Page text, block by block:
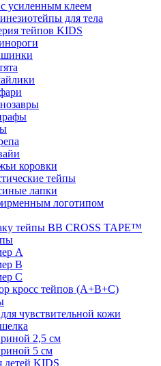
усиленным клеем
для тела
тейпов KIDS
коровки
тейпы
лапки
логотипом
тейпы BB CROSS TAPE™
А
B
С
кросс тейпов (А+B+C)
чувствительной кожи
2,5 см
5 см
детей KIDS